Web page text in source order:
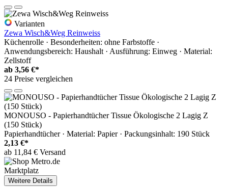
Varianten
Zewa Wisch&Weg Reinweiss
Küchenrolle · Besonderheiten: ohne Farbstoffe ·
Anwendungsbereich: Haushalt · Ausführung: Einweg · Material:
Zellstoff
ab 3,56 €*
24 Preise vergleichen
MONOUSO - Papierhandtücher Tissue Ökologische 2 Lagig Z
(150 Stück)
Papierhandtücher · Material: Papier · Packungsinhalt: 190 Stück
2,13 €*
ab 11,84 € Versand
Marktplatz
Weitere Details